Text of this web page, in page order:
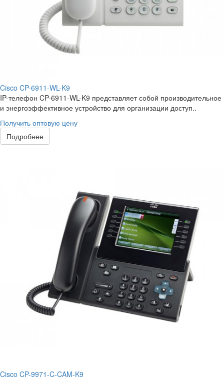
Cisco CP-6911-WL-K9
IP-телефон CP-6911-WL-K9 представляет собой производительное
и энергоэффективное устройство для организации доступ..
Получить оптовую цену
Подробнее
Cisco CP-9971-C-CAM-K9